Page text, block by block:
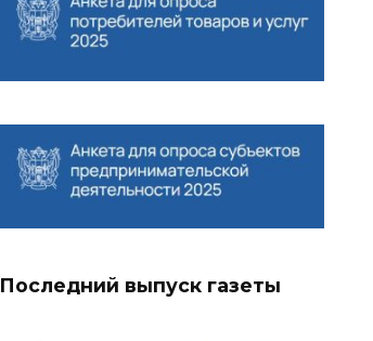
Последний выпуск газеты